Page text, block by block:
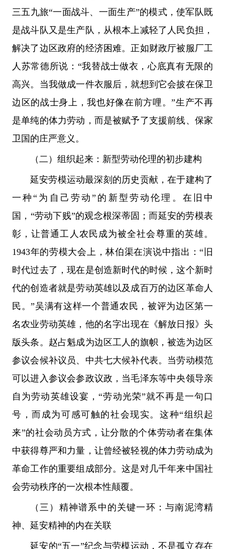
三五九旅“一面战斗、一面生产”的模式，使军队既
是战斗队又是生产队，从根本上减轻了人民负担，
解决了边区政府的经济困难。正如财政厅被服厂工
人苏常德所说：“我替战士做衣，心底真有无限的
高兴。当我做成一件衣服后，就想到它会披在保卫
边区的战士身上，我也好像在前方哩。”生产不再
是单纯的体力劳动，而是被赋予了支援前线、保家
卫国的庄严意义。
（二）组织起来：新型劳动伦理的初步建构
延安劳模运动最深刻的历史贡献，在于建构了
一种“为自己劳动”的新型劳动伦理。在旧中
国，“劳动下贱”的观念根深蒂固；而延安的劳模表
彰，让普通工人农民成为被全社会尊重的英雄。
1943年的劳模大会上，林伯渠在演说中指出：“旧
时代过去了，现在是创造新时代的时候，这个新时
代的创造者就是劳动英雄以及成百万的边区革命人
民。”吴满有这样一个普通农民，被评为边区第一
名农业劳动英雄，他的名字出现在《解放日报》头
版头条。赵占魁成为边区工人的旗帜，被选为边区
参议会候补议员、中共七大候补代表。当劳动模范
可以进入参议会参政议政，当毛泽东等中央领导亲
自为劳动英雄设宴，“劳动光荣”就不再是一句口
号，而成为可感可触的社会现实。这种“组织起
来”的社会动员方式，让分散的个体劳动者在集体
中获得尊严和力量，让曾经被轻视的体力劳动成为
革命工作的重要组成部分。这是对几千年来中国社
会劳动秩序的一次根本性颠覆。
（三）精神谱系中的关键一环：与南泥湾精
神、延安精神的内在关联
延安的“五一”纪念与劳模运动，不是孤立存在